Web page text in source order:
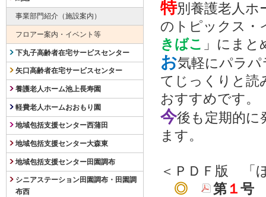
特別養護老人ホ
のトピックス・
きばこ 」にまと
お気軽にパラ
てじっくりと読
おすすめです。
今後も定期的に
ます。
＜ＰＤＦ版 「
◎
第 １ 号
事業部門紹介（施設案内）
フロアー案内・イベント等
下丸子高齢者在宅サービスセンター
矢口高齢者在宅サービスセンター
養護老人ホーム池上長寿園
軽費老人ホームおおもり園
地域包括支援センター西蒲田
地域包括支援センター大森東
地域包括支援センター田園調布
シニアステーション田園調布・田園調
布西